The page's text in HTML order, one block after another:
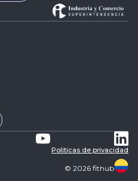
Politicas de privacidad
© 2026 fithub